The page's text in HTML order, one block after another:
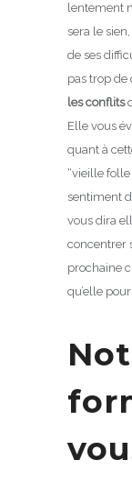
lentement
sera le
de ses
pas trop de
les conflits
Elle vous
quant à
“vieille folle
sentiment
vous dira
concentrer
prochaine
qu’elle